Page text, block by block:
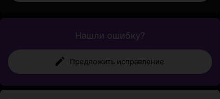
Нашли ошибку?
Предложить исправление